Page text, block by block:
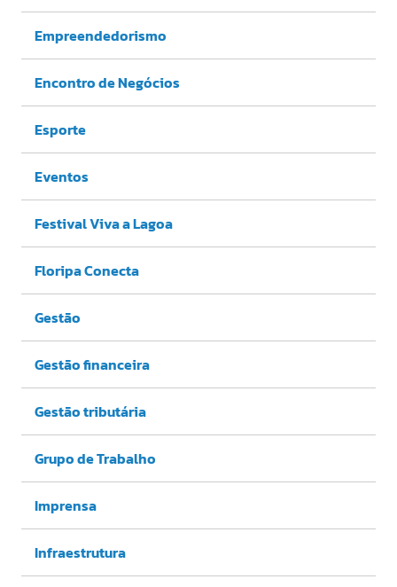
Empreendedorismo
Encontro de Negócios
Esporte
Eventos
Festival Viva a Lagoa
Floripa Conecta
Gestão
Gestão financeira
Gestão tributária
Grupo de Trabalho
Imprensa
Infraestrutura